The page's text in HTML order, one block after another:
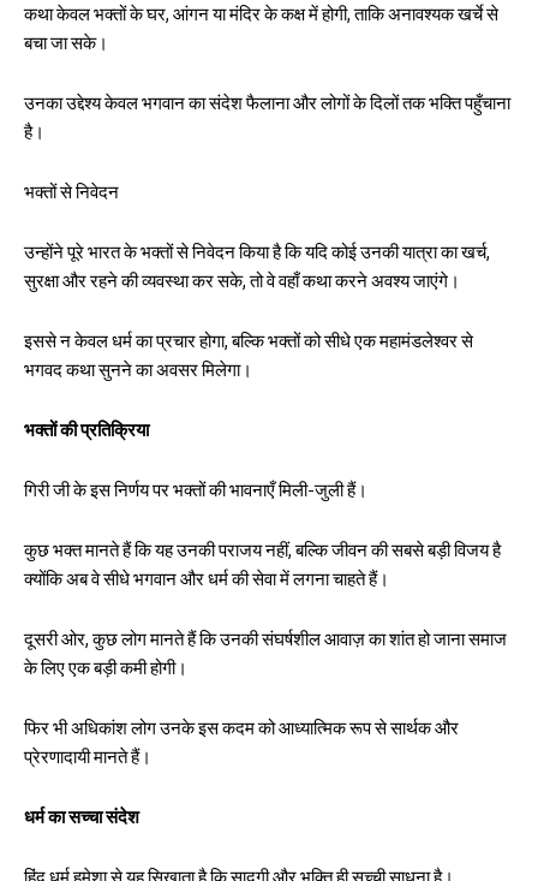
कथा केवल भक्तों के घर, आंगन या मंदिर के कक्ष में होगी, ताकि अनावश्यक खर्चे से
बचा जा सके।
उनका उद्देश्य केवल भगवान का संदेश फैलाना और लोगों के दिलों तक भक्ति पहुँचाना
है।
भक्तों से निवेदन
उन्होंने पूरे भारत के भक्तों से निवेदन किया है कि यदि कोई उनकी यात्रा का खर्च,
सुरक्षा और रहने की व्यवस्था कर सके, तो वे वहाँ कथा करने अवश्य जाएंगे।
इससे न केवल धर्म का प्रचार होगा, बल्कि भक्तों को सीधे एक महामंडलेश्वर से
भगवद कथा सुनने का अवसर मिलेगा।
भक्तों की प्रतिक्रिया
गिरी जी के इस निर्णय पर भक्तों की भावनाएँ मिली-जुली हैं।
कुछ भक्त मानते हैं कि यह उनकी पराजय नहीं, बल्कि जीवन की सबसे बड़ी विजय है
क्योंकि अब वे सीधे भगवान और धर्म की सेवा में लगना चाहते हैं।
दूसरी ओर, कुछ लोग मानते हैं कि उनकी संघर्षशील आवाज़ का शांत हो जाना समाज
के लिए एक बड़ी कमी होगी।
फिर भी अधिकांश लोग उनके इस कदम को आध्यात्मिक रूप से सार्थक और
प्रेरणादायी मानते हैं।
धर्म का सच्चा संदेश